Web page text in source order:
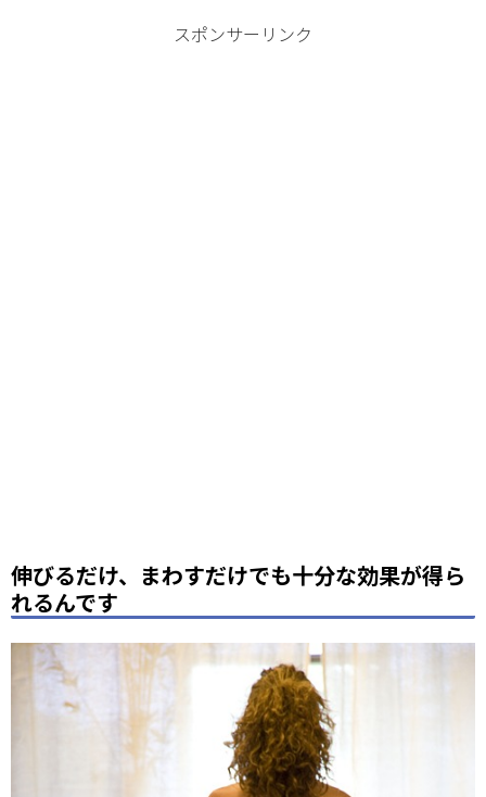
スポンサーリンク
伸びるだけ、まわすだけでも十分な効果が得ら
れるんです